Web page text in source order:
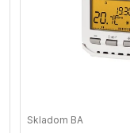
Skladom BA